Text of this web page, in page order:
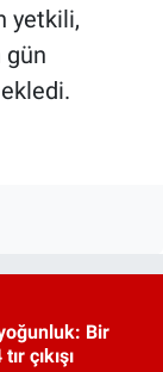
yetkili,
Bir
çıkışı